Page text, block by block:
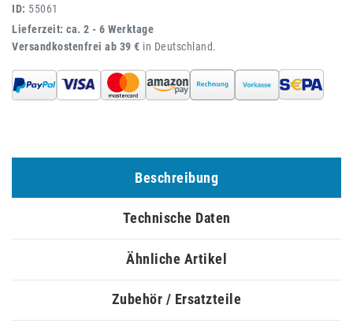
ID: 55061
Lieferzeit: ca. 2 - 6 Werktage
Versandkostenfrei ab 39 € in Deutschland.
Beschreibung
Technische Daten
Ähnliche Artikel
Zubehör / Ersatzteile